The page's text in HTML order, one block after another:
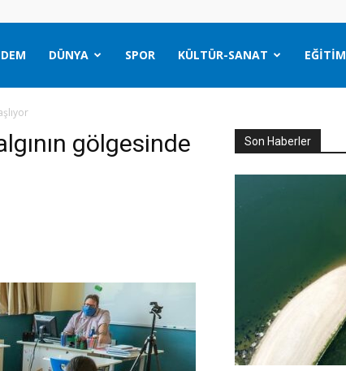
DÜNYA SPOR KÜLTÜR-SANAT EĞITIM
gölgesinde
Son Haberler